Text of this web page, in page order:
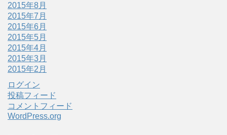
2015年8月
2015年7月
2015年6月
2015年5月
2015年4月
2015年3月
2015年2月
ログイン
投稿フィード
コメントフィード
WordPress.org